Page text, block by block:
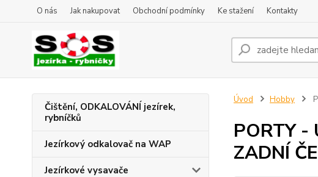
O nás Jak nakupovat Obchodní podmínky Ke stažení Kontakty
Čištění, ODKALOVÁNÍ jezírek,
rybníčků
Jezírkový odkalovač na WAP
Jezírkové vysavače
Úvod Hobby
PORTY
ZADNÍ